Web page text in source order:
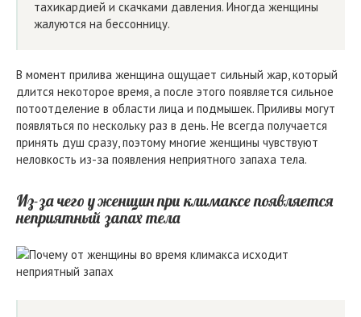
тахикардией и скачками давления. Иногда женщины
жалуются на бессонницу.
В момент прилива женщина ощущает сильный жар, который
длится некоторое время, а после этого появляется сильное
потоотделение в области лица и подмышек. Приливы могут
появляться по нескольку раз в день. Не всегда получается
принять душ сразу, поэтому многие женщины чувствуют
неловкость из-за появления неприятного запаха тела.
Из-за чего у женщин при климаксе появляется
неприятный запах тела